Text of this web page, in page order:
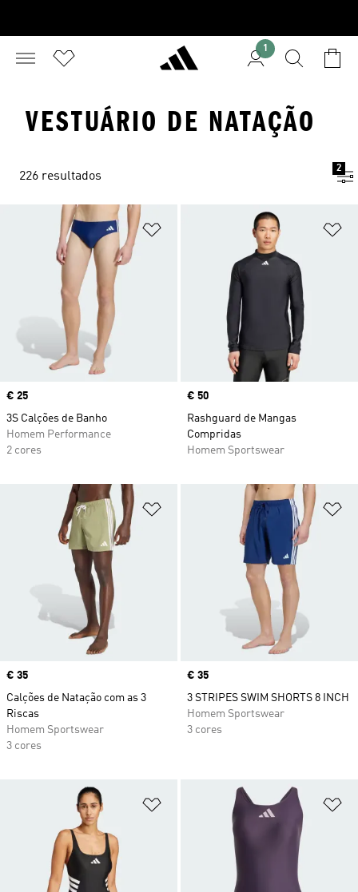
1
VESTUÁRIO DE NATAÇÃO
226 resultados
2
Adicionar à Lista de Desejos
Price
€ 25
3S Calções de Banho
Homem Performance
2 cores
Price
€ 50
Rashguard de Mangas
Compridas
Homem Sportswear
Adicionar à Lista de Desejos
Price
€ 35
Calções de Natação com as 3
Riscas
Homem Sportswear
3 cores
Price
€ 35
3 STRIPES SWIM SHORTS 8 INCH
Homem Sportswear
3 cores
Adicionar à Lista de Desejos